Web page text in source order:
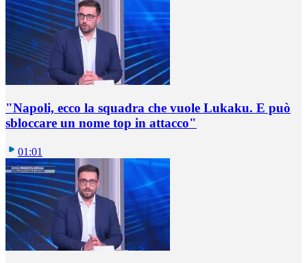
"Napoli, ecco la squadra che vuole Lukaku. E può
sbloccare un nome top in attacco"
01:01